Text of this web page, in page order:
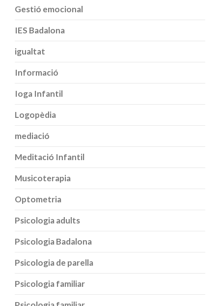
Gestió emocional
IES Badalona
igualtat
Informació
Ioga Infantil
Logopèdia
mediació
Meditació Infantil
Musicoterapia
Optometria
Psicologia adults
Psicologia Badalona
Psicologia de parella
Psicologia familiar